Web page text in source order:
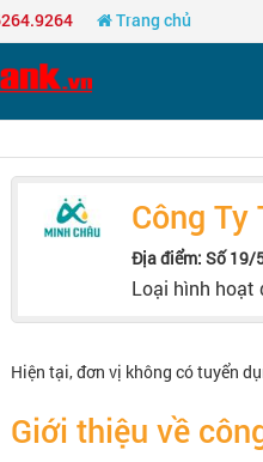
Trang chủ
Công Ty
Địa điểm: Số 19/
Loại hình hoạt
Hiện tại, đơn vị không có tuyển
Giới thiệu về